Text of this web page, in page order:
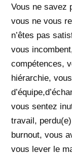
Vous ne savez
vous ne vous
n’êtes pas
vous
compétences,
hiérarchie,
vous sentez
travail,
burnout, vous
vous lever le